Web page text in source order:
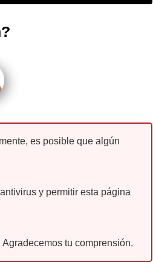
es posible que algún
y permitir esta página
tu comprensión.